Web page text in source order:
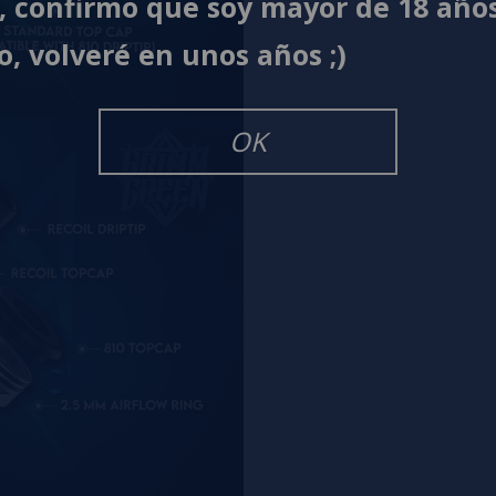
volveré en unos años ;)
OK